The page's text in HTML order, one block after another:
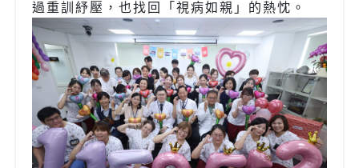
過重訓紓壓，也找回「視病如親」的熱忱。